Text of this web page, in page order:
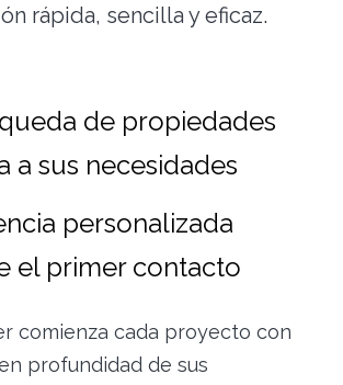
rápida, sencilla y eficaz.
de propiedades
a sus necesidades
personalizada
el primer contacto
comienza cada proyecto con
profundidad de sus